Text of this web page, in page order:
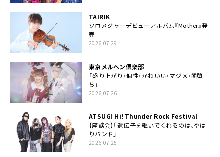
TAIRIK
ソロメジャーデビューアルバム『Mother』発
売
2026.07.29
東京メルヘン倶楽部
「盛り上がり・個性・かわいい・マジメ・闇堕
ち」
2026.07.26
ATSUGI Hi！Thunder Rock Festival
【座談会】「遺伝子を継いでくれるのは、やは
りバンド」
2026.07.25